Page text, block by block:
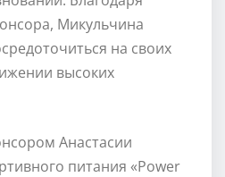
Микульчина
на своих
высоких
Анастасии
питания «Power